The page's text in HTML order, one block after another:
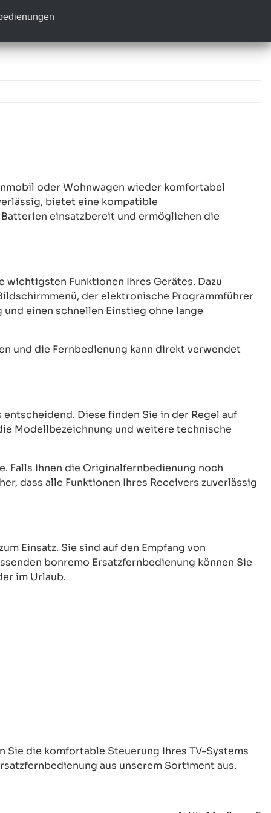
oder Wohnwagen wieder komfortabel
bietet eine kompatible
einsatzbereit und ermöglichen die
Funktionen Ihres Gerätes. Dazu
der elektronische Programmführer
einen schnellen Einstieg ohne lange
und die Fernbedienung kann direkt verwendet
Diese finden Sie in der Regel auf
Modellbezeichnung und weitere technische
Falls Ihnen die Originalfernbedienung noch
dass alle Funktionen Ihres Receivers zuverlässig
Einsatz. Sie sind auf den Empfang von
bonremo Ersatzfernbedienung können Sie
im Urlaub.
Sie die komfortable Steuerung Ihres TV-Systems
aus unserem Sortiment aus.